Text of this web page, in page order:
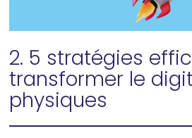
2. 5 stratégies
transformer le
physiques